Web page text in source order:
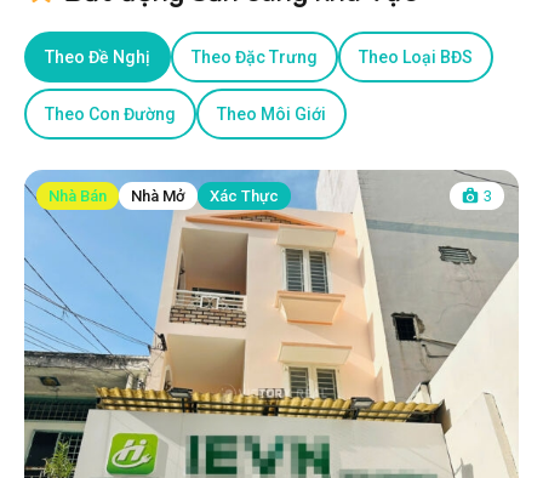
Theo Đề Nghị Theo Đặc Trưng Theo Loại BĐS
Theo Con Đường Theo Môi Giới
Nhà Bán Nhà Mở Xác Thực 3